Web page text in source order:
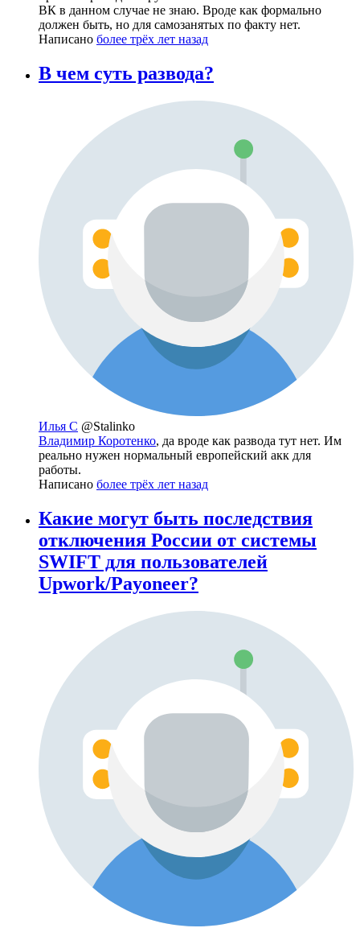
ВК в данном случае не знаю. Вроде как формально
должен быть, но для самозанятых по факту нет.
Написано более трёх лет назад
В чем суть развода?
Илья С @Stalinko
Владимир Коротенко, да вроде как развода тут нет. Им
реально нужен нормальный европейский акк для
работы.
Написано более трёх лет назад
Какие могут быть последствия
отключения России от системы
SWIFT для пользователей
Upwork/Payoneer?